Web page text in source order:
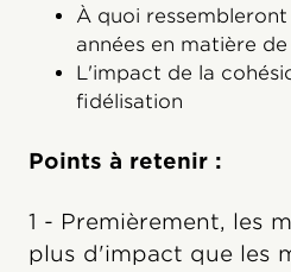
À quoi
années en matière
L'impact de la
fidélisation
Points à retenir :
1 - Premièrement, les
plus d'impact que les